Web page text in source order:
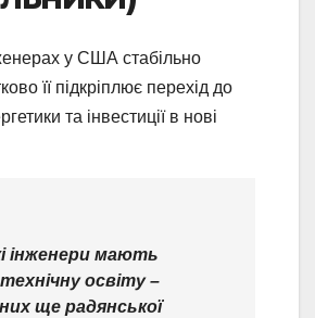
у США стабільно
її підкріплює перехід до
та інвестиції в нові
інженери мають
освіту –
ще радянської